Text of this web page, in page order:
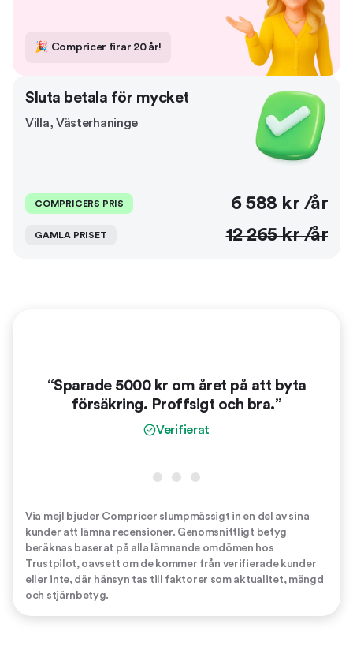
🎉 Compricer firar 20 år!
Sluta betala för mycket
Villa, Västerhaninge
COMPRICERS PRIS 6 588 kr /år
GAMLA PRISET 12 265kr /år
“Sparade 5000 kr om året på att byta
försäkring. Proffsigt och bra.”
Verifierat
Via mejl bjuder Compricer slumpmässigt in en del av sina
kunder att lämna recensioner. Genomsnittligt betyg
beräknas baserat på alla lämnande omdömen hos
Trustpilot, oavsett om de kommer från verifierade kunder
eller inte, där hänsyn tas till faktorer som aktualitet, mängd
och stjärnbetyg.